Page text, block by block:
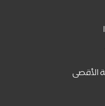
الأقصى